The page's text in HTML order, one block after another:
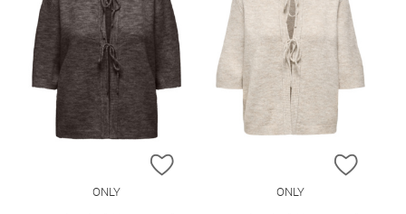
ZUR WUNSCHLISTE HINZUFÜGEN
ONLY
ZUR
ONLY